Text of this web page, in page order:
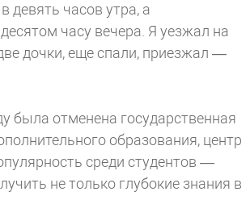
девять часов утра, а
часу вечера. Я уезжал на
дочки, еще спали, приезжал —
была отменена государственная
образования, центр
среди студентов —
не только глубокие знания в